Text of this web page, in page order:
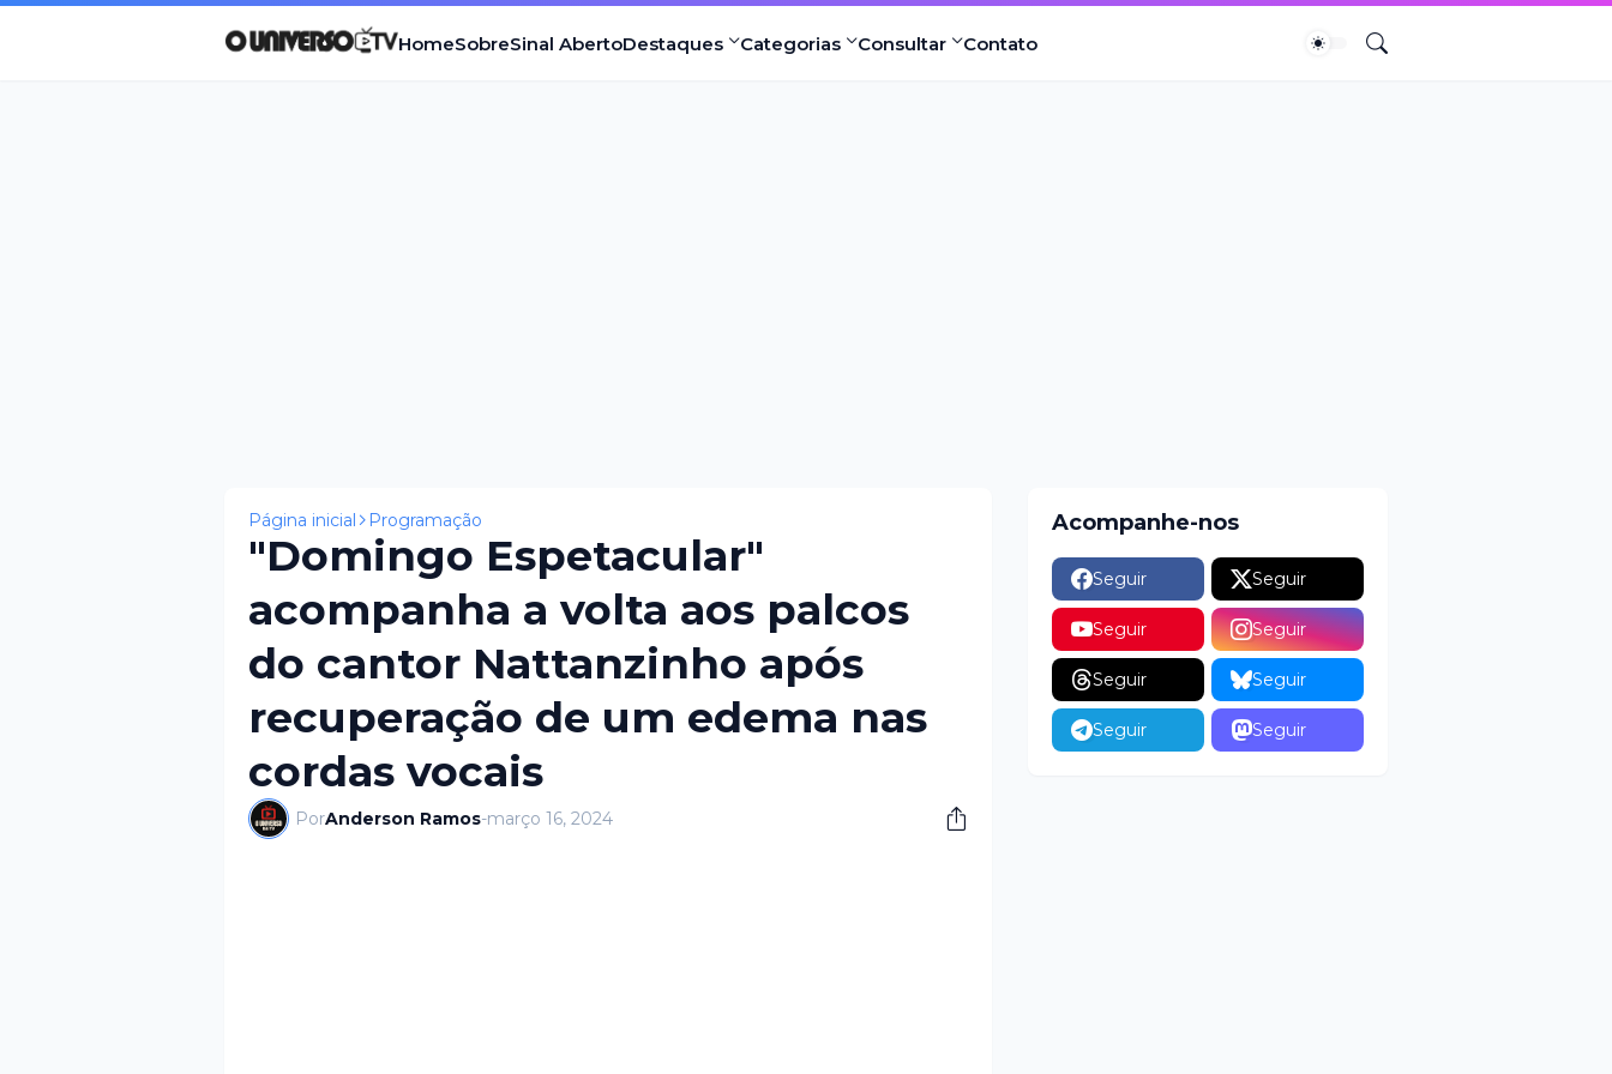
HomeSobreSinal AbertoDestaques Categorias Consultar Contato
Página inicial Programação
"Domingo Espetacular"
acompanha a volta aos palcos
do cantor Nattanzinho após
recuperação de um edema nas
cordas vocais
PorAnderson Ramos-março 16, 2024
Acompanhe-nos
Seguir Seguir
Seguir Seguir
Seguir Seguir
Seguir Seguir